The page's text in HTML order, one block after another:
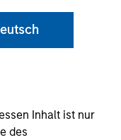
Inhalt ist nur
des